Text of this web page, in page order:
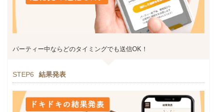
パーティー中ならどのタイミングでも送信OK！
STEP6 結果発表